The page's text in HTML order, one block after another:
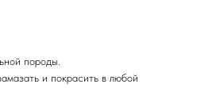
породы.
и покрасить в любой